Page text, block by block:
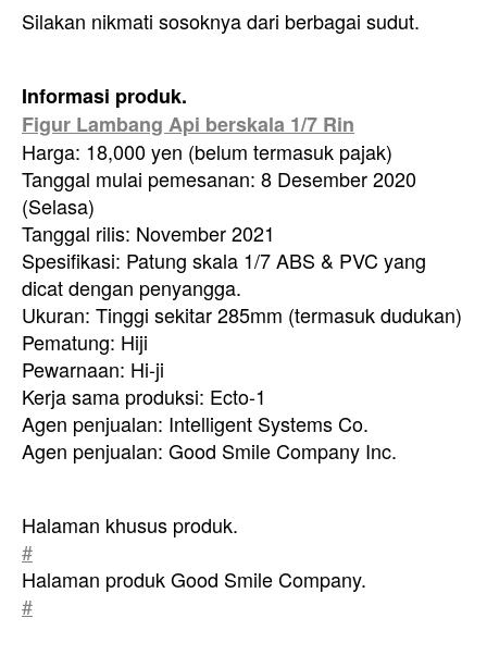
Silakan nikmati sosoknya dari berbagai sudut.
Informasi produk.
Figur Lambang Api berskala 1/7 Rin
Harga: 18,000 yen (belum termasuk pajak)
Tanggal mulai pemesanan: 8 Desember 2020
(Selasa)
Tanggal rilis: November 2021
Spesifikasi: Patung skala 1/7 ABS & PVC yang
dicat dengan penyangga.
Ukuran: Tinggi sekitar 285mm (termasuk dudukan)
Pematung: Hiji
Pewarnaan: Hi-ji
Kerja sama produksi: Ecto-1
Agen penjualan: Intelligent Systems Co.
Agen penjualan: Good Smile Company Inc.
Halaman khusus produk.
#
Halaman produk Good Smile Company.
#